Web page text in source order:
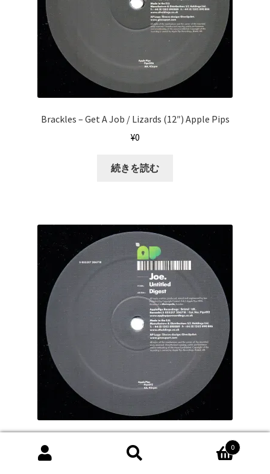
Brackles ‎– Get A Job / Lizards (12″) Apple Pips
¥0
続きを読む
¥0
0